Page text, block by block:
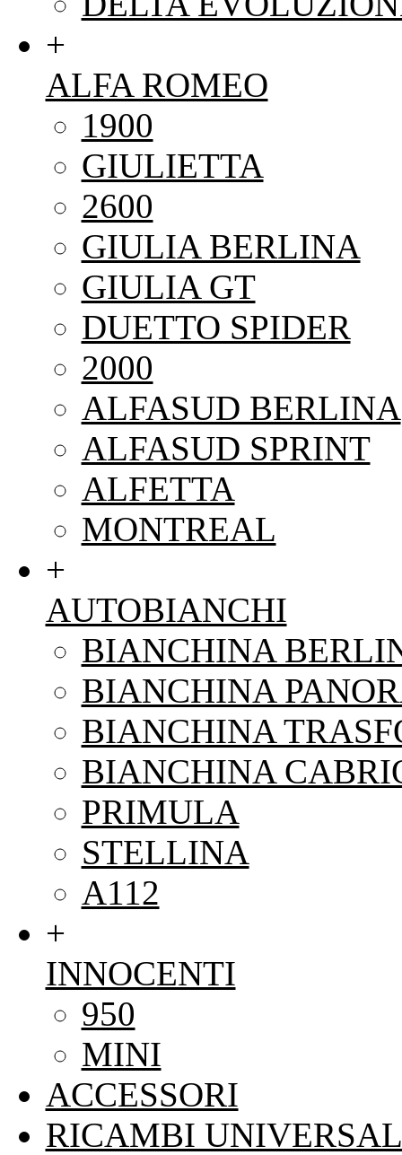
+
ALFA ROMEO
1900
GIULIETTA
2600
GIULIA BERLINA
GIULIA GT
DUETTO SPIDER
2000
ALFASUD BERLINA
ALFASUD SPRINT
ALFETTA
MONTREAL
+
AUTOBIANCHI
BIANCHINA
BIANCHINA
BIANCHINA
BIANCHINA
PRIMULA
STELLINA
A112
+
INNOCENTI
950
MINI
ACCESSORI
RICAMBI